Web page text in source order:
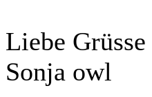
Liebe Grüsse
Sonja owl